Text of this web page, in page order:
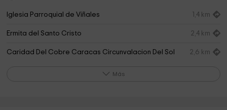
Iglesia Parroquial de Viñales 1,4 km
Ermita del Santo Cristo 2,4 km
Caridad Del Cobre Caracas Circunvalacion Del Sol
2,6 km
Más